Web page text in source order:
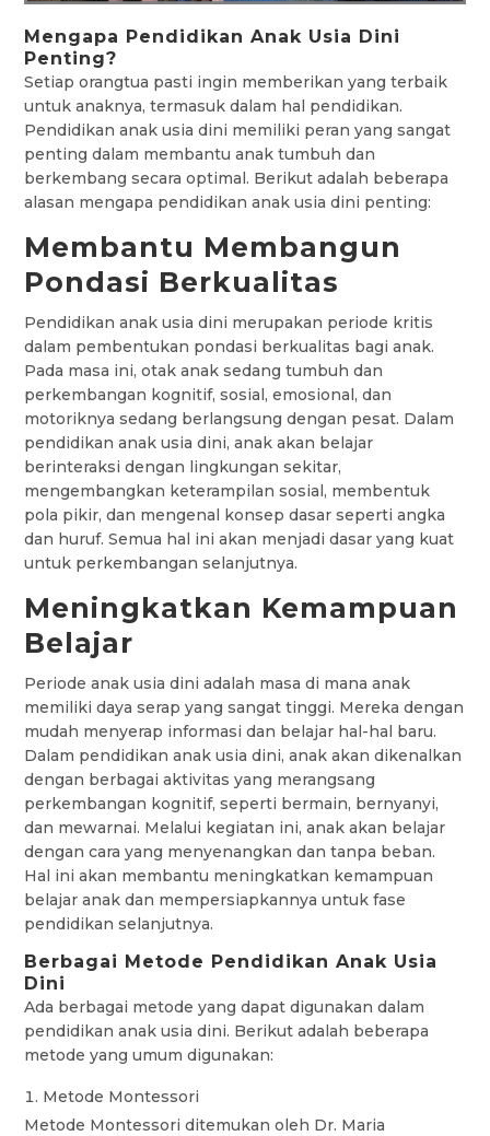
Mengapa Pendidikan Anak Usia Dini
Penting?
Setiap orangtua pasti ingin memberikan yang terbaik
untuk anaknya, termasuk dalam hal pendidikan.
Pendidikan anak usia dini memiliki peran yang sangat
penting dalam membantu anak tumbuh dan
berkembang secara optimal. Berikut adalah beberapa
alasan mengapa pendidikan anak usia dini penting:
Membantu Membangun
Pondasi Berkualitas
Pendidikan anak usia dini merupakan periode kritis
dalam pembentukan pondasi berkualitas bagi anak.
Pada masa ini, otak anak sedang tumbuh dan
perkembangan kognitif, sosial, emosional, dan
motoriknya sedang berlangsung dengan pesat. Dalam
pendidikan anak usia dini, anak akan belajar
berinteraksi dengan lingkungan sekitar,
mengembangkan keterampilan sosial, membentuk
pola pikir, dan mengenal konsep dasar seperti angka
dan huruf. Semua hal ini akan menjadi dasar yang kuat
untuk perkembangan selanjutnya.
Meningkatkan Kemampuan
Belajar
Periode anak usia dini adalah masa di mana anak
memiliki daya serap yang sangat tinggi. Mereka dengan
mudah menyerap informasi dan belajar hal-hal baru.
Dalam pendidikan anak usia dini, anak akan dikenalkan
dengan berbagai aktivitas yang merangsang
perkembangan kognitif, seperti bermain, bernyanyi,
dan mewarnai. Melalui kegiatan ini, anak akan belajar
dengan cara yang menyenangkan dan tanpa beban.
Hal ini akan membantu meningkatkan kemampuan
belajar anak dan mempersiapkannya untuk fase
pendidikan selanjutnya.
Berbagai Metode Pendidikan Anak Usia
Dini
Ada berbagai metode yang dapat digunakan dalam
pendidikan anak usia dini. Berikut adalah beberapa
metode yang umum digunakan:
Metode Montessori
Metode Montessori ditemukan oleh Dr. Maria